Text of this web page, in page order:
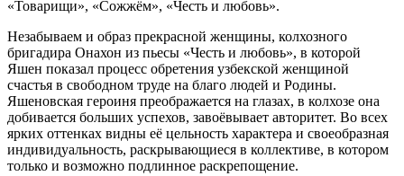
«Товарищи», «Сожжём», «Честь и любовь».
Незабываем и образ прекрасной женщины, колхозного
бригадира Онахон из пьесы «Честь и любовь», в которой
Яшен показал процесс обретения узбекской женщиной
счастья в свободном труде на благо людей и Родины.
Яшеновская героиня преображается на глазах, в колхозе она
добивается больших успехов, завоёвывает авторитет. Во всех
ярких оттенках видны её цельность характера и своеобразная
индивидуальность, раскрывающиеся в коллективе, в котором
только и возможно подлинное раскрепощение.